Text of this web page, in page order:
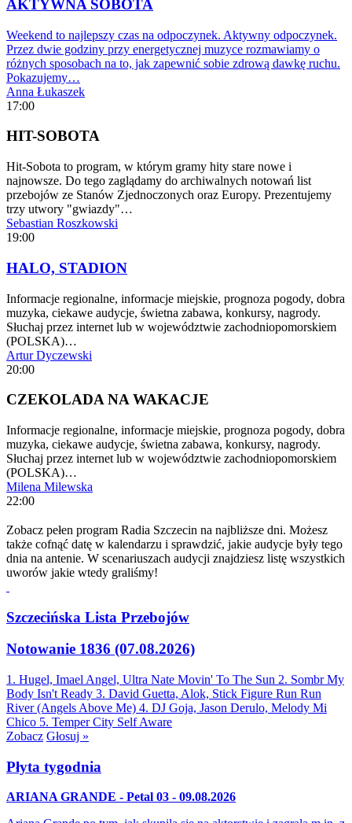
AKTYWNA SOBOTA
Weekend to najlepszy czas na odpoczynek. Aktywny odpoczynek.
Przez dwie godziny przy energetycznej muzyce rozmawiamy o
różnych sposobach na to, jak zapewnić sobie zdrową dawkę ruchu.
Pokazujemy…
Anna Łukaszek
17:00
HIT-SOBOTA
Hit-Sobota to program, w którym gramy hity stare nowe i
najnowsze. Do tego zaglądamy do archiwalnych notowań list
przebojów ze Stanów Zjednoczonych oraz Europy. Prezentujemy
trzy utwory "gwiazdy"…
Sebastian Roszkowski
19:00
HALO, STADION
Informacje regionalne, informacje miejskie, prognoza pogody, dobra
muzyka, ciekawe audycje, świetna zabawa, konkursy, nagrody.
Słuchaj przez internet lub w województwie zachodniopomorskiem
(POLSKA)…
Artur Dyczewski
20:00
CZEKOLADA NA WAKACJE
Informacje regionalne, informacje miejskie, prognoza pogody, dobra
muzyka, ciekawe audycje, świetna zabawa, konkursy, nagrody.
Słuchaj przez internet lub w województwie zachodniopomorskiem
(POLSKA)…
Milena Milewska
22:00
Zobacz pełen program Radia Szczecin na najbliższe dni. Możesz
także cofnąć datę w kalendarzu i sprawdzić, jakie audycje były tego
dnia na antenie. W scenariuszach audycji znajdziesz listę wszystkich
uworów jakie wtedy graliśmy!
Szczecińska Lista Przebojów
Notowanie 1836 (07.08.2026)
1. Hugel, Imael Angel, Ultra Nate Movin' To The Sun 2. Sombr My
Body Isn't Ready 3. David Guetta, Alok, Stick Figure Run Run
River (Angels Above Me) 4. DJ Goja, Jason Derulo, Melody Mi
Chico 5. Temper City Self Aware
Zobacz Głosuj »
Płyta tygodnia
ARIANA GRANDE - Petal 03 - 09.08.2026